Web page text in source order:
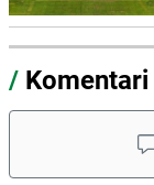
/ Komentari